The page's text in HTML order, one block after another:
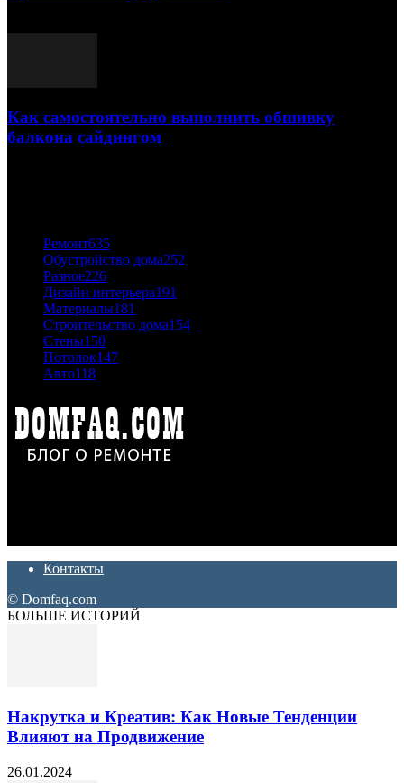
Как самостоятельно выполнить обшивку
балкона сайдингом
Ремонт635
Обустройство дома252
Разное226
Дизайн интерьера191
Материалы181
Строительство дома154
Стены150
Потолок147
Авто118
Контакты
© Domfaq.com
БОЛЬШЕ ИСТОРИЙ
Накрутка и Креатив: Как Новые Тенденции
Влияют на Продвижение
26.01.2024